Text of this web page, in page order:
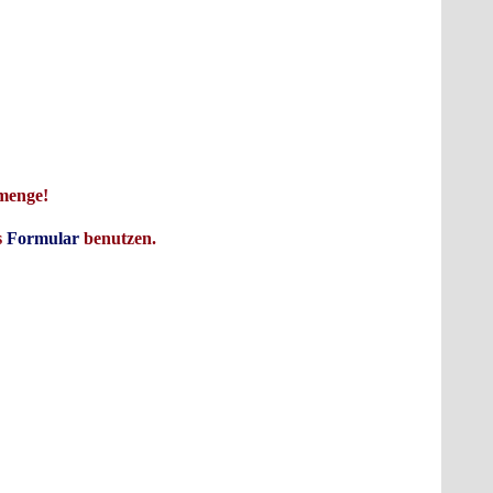
Formularbenutzen.